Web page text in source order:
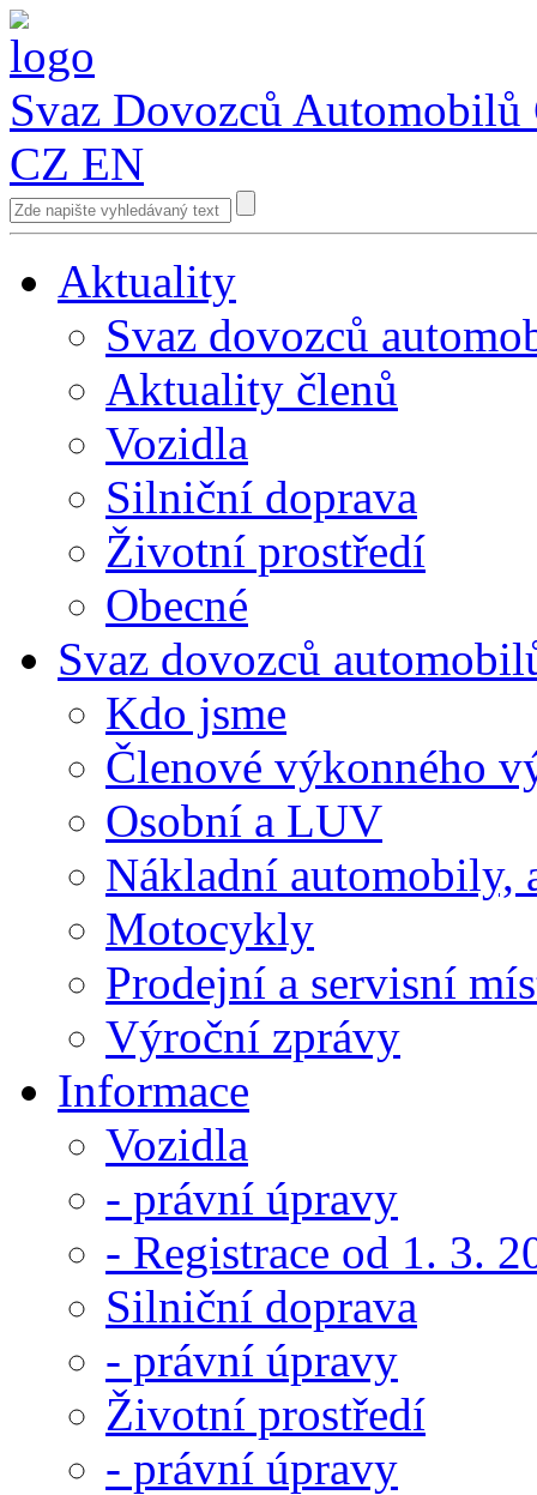
Svaz Dovozců Automobilů
CZ EN
Aktuality
Svaz dovozců
Aktuality členů
Vozidla
Silniční doprava
Životní prostředí
Obecné
Svaz dovozců
Kdo jsme
Členové výkonného
Osobní a LUV
Nákladní automobily,
Motocykly
Prodejní a servisní
Výroční zprávy
Informace
Vozidla
- právní úpravy
- Registrace od 1. 3.
Silniční doprava
- právní úpravy
Životní prostředí
- právní úpravy